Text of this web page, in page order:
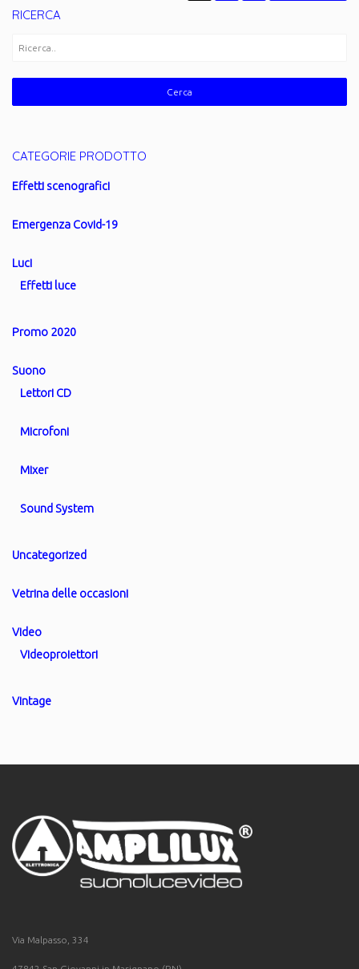
RICERCA
CATEGORIE PRODOTTO
Effetti scenografici
Emergenza Covid-19
Luci
Effetti luce
Promo 2020
Suono
Lettori CD
Microfoni
Mixer
Sound System
Uncategorized
Vetrina delle occasioni
Video
Videoproiettori
Vintage
Via Malpasso, 334